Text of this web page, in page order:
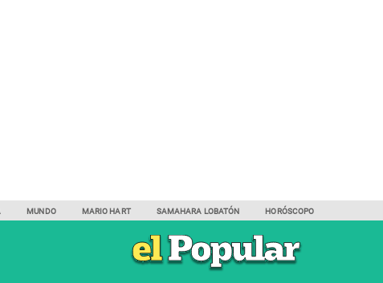
MUNDO MARIO HART SAMAHARA LOBATÓN HORÓSCOPO